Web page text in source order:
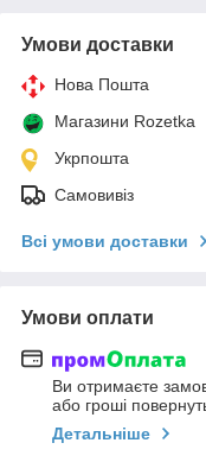
Умови доставки
Нова Пошта
Магазини Rozetka
Укрпошта
Самовивіз
Всі умови доставки
Умови оплати
Ви отримаєте
або гроші
Детальніше